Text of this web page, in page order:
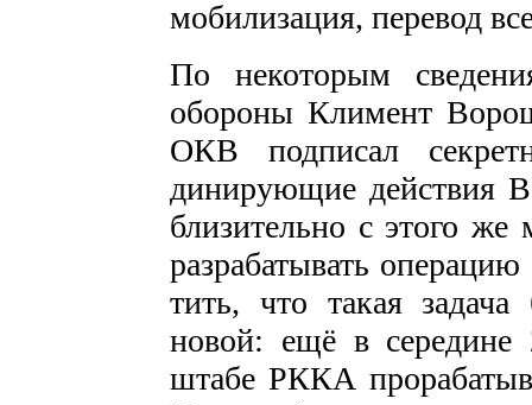
мобилизация, перевод
По некоторым
обороны Климент
ОКВ подписал
динирующие
близительно с этого
разрабатывать
тить, что такая
новой: ещё в середине
штабе РККА